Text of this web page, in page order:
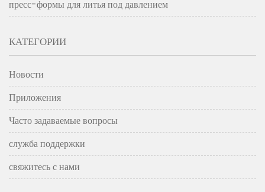
пресс-формы для литья под давлением
КАТЕГОРИИ
Новости
Приложения
Часто задаваемые вопросы
служба поддержки
свяжитесь с нами